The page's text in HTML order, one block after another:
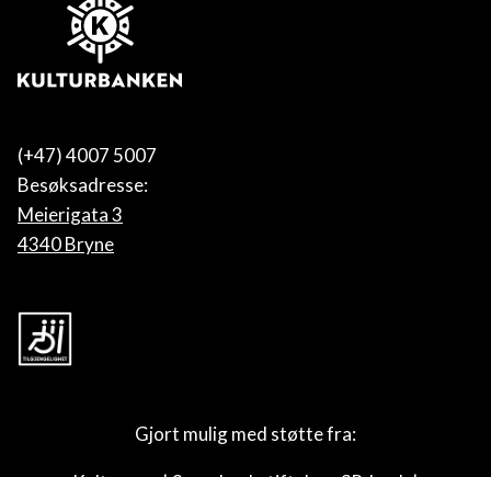
Gjort mulig med støtte fra:
(+47) 4007 5007
Besøksadresse:
Meierigata 3
4340 Bryne